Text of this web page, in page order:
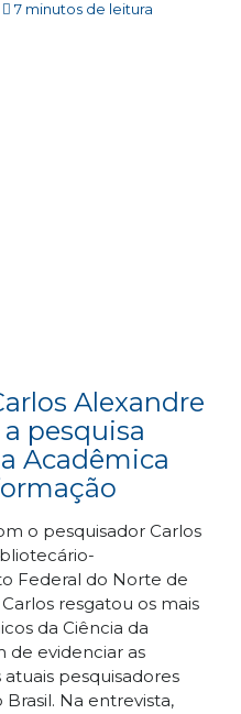
7 minutos de leitura
Alexandre
pesquisa
Acadêmica
o pesquisador Carlos
Federal do Norte de
resgatou os mais
da Ciência da
de evidenciar as
pesquisadores
Na entrevista,